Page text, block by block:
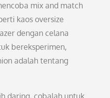
mix and match
kaos oversize
dengan celana
bereksperimen,
adalah tentang
daring, cobalah untuk